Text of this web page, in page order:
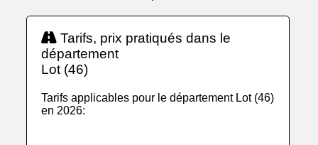
Tarifs, prix pratiqués dans le
département
Lot (46)
Tarifs applicables pour le département Lot (46)
en 2026: